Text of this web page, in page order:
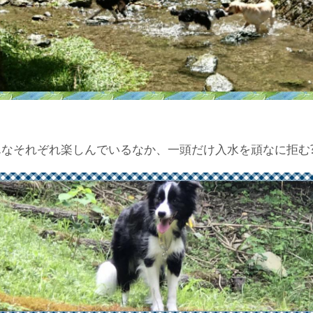
それぞれ楽しんでいるなか、一頭だけ入水を頑なに拒む